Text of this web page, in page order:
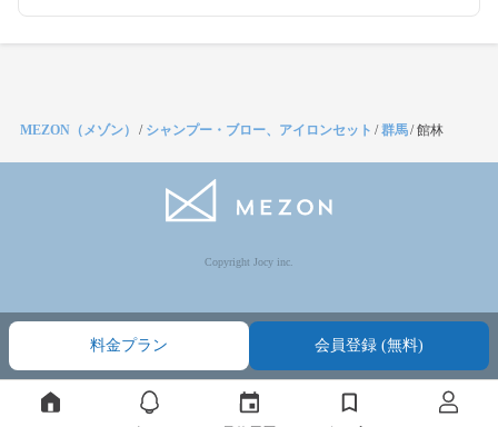
料金プラン 会員登録 (無料)
MEZON（メゾン） / シャンプー・ブロー、アイロンセット /群馬/館林
Copyright Jocy inc.